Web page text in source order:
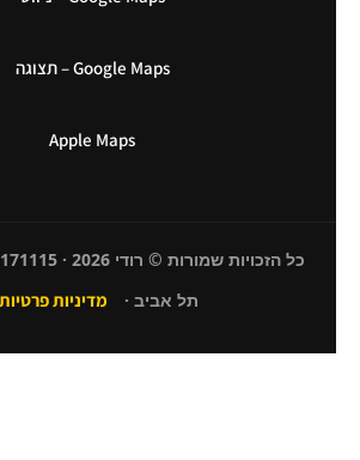
Google Maps – תצוגה
Apple Maps
תל אביב ·
מדיניות פרטיות